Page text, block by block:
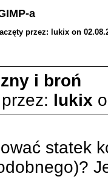
a
przez: lukix on
i broń
lukix
statek